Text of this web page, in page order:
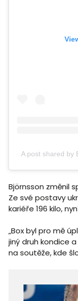
A post shared by
Björnsson změnil
Ze své postavy
kariéře 196 kilo,
„Box byl pro mě
jiný druh kondice
na soutěže, kde